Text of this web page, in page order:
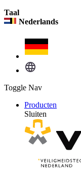
Taal
Nederlands
Toggle Nav
Producten
Sluiten